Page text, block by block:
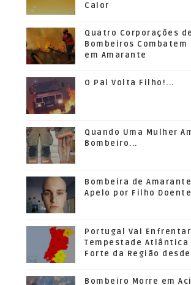
Calor
Quatro Corporações de
Bombeiros Combatem
em Amarante
O Pai Volta Filho!...
Quando Uma Mulher
Bombeiro...
Bombeira de
Apelo por Filho Doente
Portugal Vai
Tempestade Atlântica
Forte da Região
Bombeiro Morre em